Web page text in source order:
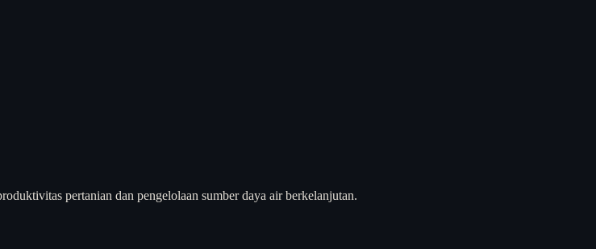
pertanian dan pengelolaan sumber daya air berkelanjutan.